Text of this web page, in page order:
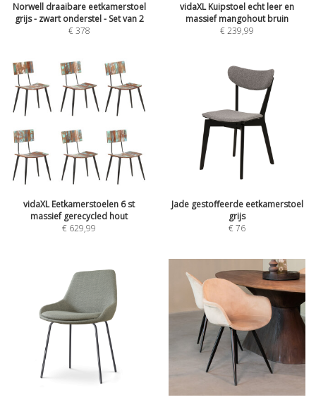
Norwell draaibare eetkamerstoel
grijs - zwart onderstel - Set van 2
€378
vidaXL Kuipstoel echt leer en
massief mangohout bruin
€239,99
vidaXL Eetkamerstoelen 6 st
massief gerecycled hout
€ 629,99
Jade gestoffeerde eetkamerstoel
grijs
€76